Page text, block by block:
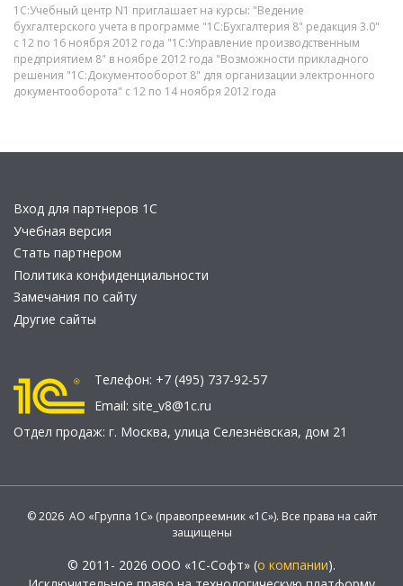
1С:Учебный центр N1 приглашает на курсы: "Ведение
бухгалтерского учета в программе "1С:Бухгалтерия 8" редакция 3.0"
с 12 по 16 ноября 2012 года "1С:Управление производственным
предприятием 8" в ноябре 2012 года "Возможности прикладного
решения "1С:Документооборот 8" для организации электронного
документооборота" с 12 по 14 ноября 2012 года
Вход для партнеров 1С
Учебная версия
Стать партнером
Политика конфиденциальности
Замечания по сайту
Другие сайты
Телефон: +7 (495) 737-92-57
Email: site_v8@1c.ru
Отдел продаж: г. Москва, улица Селезнёвская, дом 21
© 2026 АО «Группа 1С» (правопреемник «1С»). Все права на сайт
защищены
© 2011- 2026 ООО «1С-Софт» (о компании).